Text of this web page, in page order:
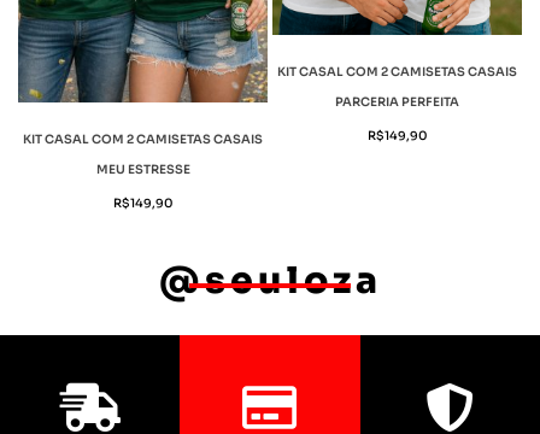
KIT CASAL COM 2 CAMISETAS CASAIS
MEU ESTRESSE
R$149,90
KIT CASAL COM 2 CAMISETAS CASAIS
PARCERIA PERFEITA
R$149,90
@seuloza